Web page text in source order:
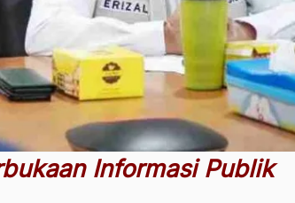
Informasi Publik